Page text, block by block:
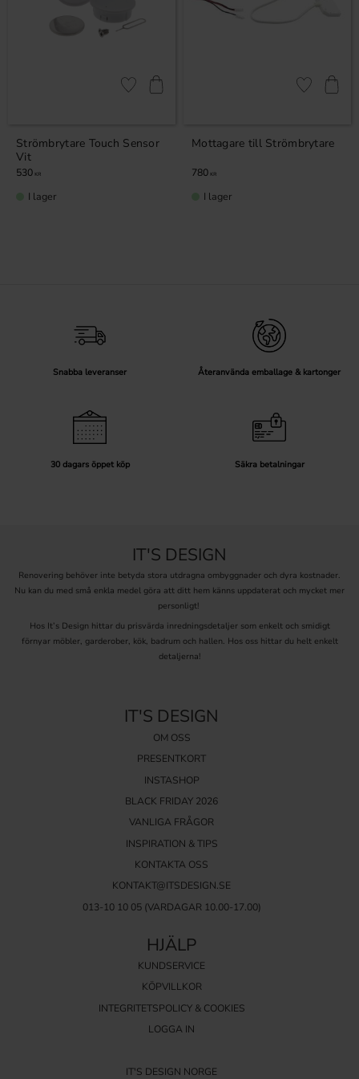
Strömbrytare Touch Sensor
Vit
530 KR
Lägg till i favoriter
I lager
Mottagare till Strömbrytare
780 KR
Lägg till i
I lager
Snabba leveranser Återanvända emballage & kartonger
30 dagars öppet köp Säkra betalningar
IT'S DESIGN
Renovering behöver inte betyda stora utdragna ombyggnader och dyra kostnader.
Nu kan du med små enkla medel göra att ditt hem känns uppdaterat och mycket mer
personligt!
Hos It’s Design hittar du prisvärda inredningsdetaljer som enkelt och smidigt
förnyar möbler, garderober, kök, badrum och hallen. Hos oss hittar du helt enkelt
detaljerna!
IT'S DESIGN
OM OSS
PRESENTKORT
INSTASHOP
BLACK FRIDAY 2026
VANLIGA FRÅGOR
INSPIRATION & TIPS
KONTAKTA OSS
KONTAKT@ITSDESIGN.SE
013-10 10 05(VARDAGAR 10.00-17.00)
HJÄLP
KUNDSERVICE
KÖPVILLKOR
INTEGRITETSPOLICY & COOKIES
LOGGA IN
IT'S DESIGN NORGE